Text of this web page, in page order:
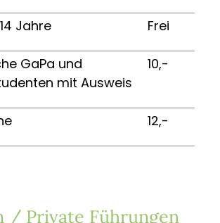
Jahre Frei
GaPa und
mit Ausweis
10,-
12,-
/ Private Führungen